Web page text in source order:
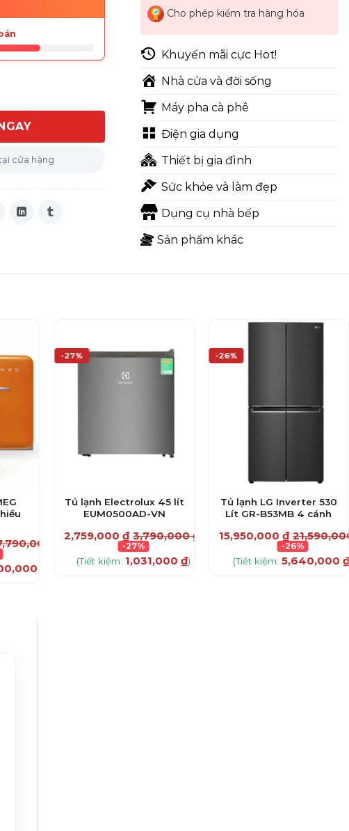
BV281BGMV - số lượng
cửa hàng
Cho phép kiểm tra hàng hóa
Khuyến mãi cực Hot!
Nhà cửa và đời sống
Máy pha cà phê
Điện gia dụng
Thiết bị gia đình
Sức khỏe và làm đẹp
Dụng cụ nhà bếp
Sản phẩm khác
-27%
Tủ lạnh Electrolux 45 lít
EUM0500AD-VN
2,759,000₫ 3,790,000₫
-27%
(Tiết kiệm: 1,031,000₫)
-26%
Tủ lạnh LG Inverter 530
Lít GR-B53MB 4 cánh
15,950,000 ₫
-26%
(Tiết kiệm:5,640,000